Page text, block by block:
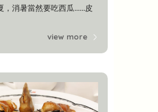
，消暑當然要吃西瓜......皮
view more